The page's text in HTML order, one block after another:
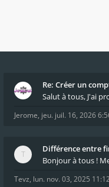
Re: Créer un
Salut à tous, J'ai
Jerome, jeu. juil. 16, 2026
Différence entre
Bonjour à tous !
Tevz, lun. nov. 03, 2025